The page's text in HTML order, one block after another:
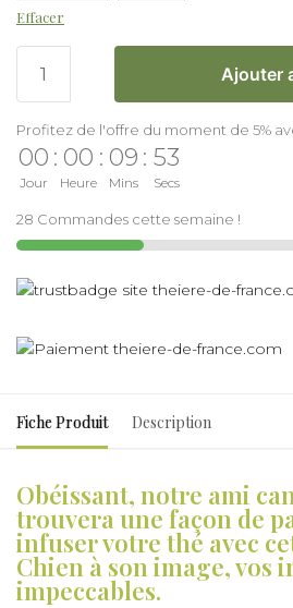
Effacer
Ajouter
Profitez de l'offre du moment de 5%
00
Jour
: 00
Heure
: 09
Mins
: 52
Secs
28 Commandes cette semaine !
Fiche Produit Description
Obéissant, notre ami
trouvera une façon de
infuser votre thé avec
Chien à son image, vos
impeccables.